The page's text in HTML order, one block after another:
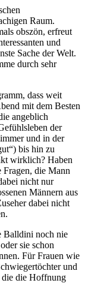
Raum.
obszön, erfreut
und
Sache der Welt.
durch sehr
dass weit
mit dem Besten
angeblich
der
und in der
bis hin zu
wirklich? Haben
die Mann
nicht nur
Männern aus
dabei nicht
Balldini noch nie
sie schon
Für Frauen wie
und
die Hoffnung